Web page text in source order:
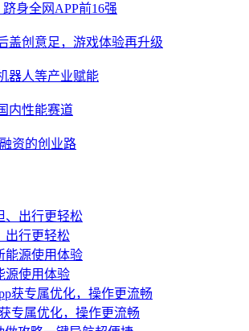
身全网APP前16强
盖创意足，游戏体验再升级
器人等产业赋能
内性能赛道
资的创业路
出行更轻松
源使用体验
专属优化，操作更流畅